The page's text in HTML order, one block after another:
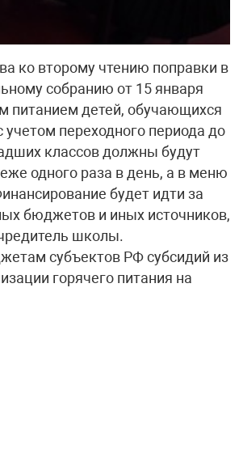
ко второму чтению поправки в
собранию от 15 января
питанием детей, обучающихся
учетом переходного периода до
классов должны будут
одного раза в день, а в меню
будет идти за
бюджетов и иных источников,
школы.
субъектов РФ субсидий из
горячего питания на